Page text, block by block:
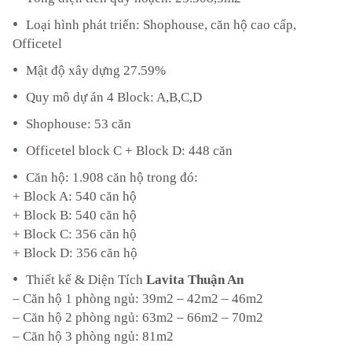
Loại hình phát triển: Shophouse, căn hộ cao cấp,
Officetel
Mật độ xây dựng 27.59%
Quy mô dự án 4 Block: A,B,C,D
Shophouse: 53 căn
Officetel block C + Block D: 448 căn
Căn hộ: 1.908 căn hộ trong đó:
+ Block A: 540 căn hộ
+ Block B: 540 căn hộ
+ Block C: 356 căn hộ
+ Block D: 356 căn hộ
Thiết kế & Diện Tích Lavita Thuận An
– Căn hộ 1 phòng ngủ: 39m2 – 42m2 – 46m2
– Căn hộ 2 phòng ngủ: 63m2 – 66m2 – 70m2
– Căn hộ 3 phòng ngủ: 81m2